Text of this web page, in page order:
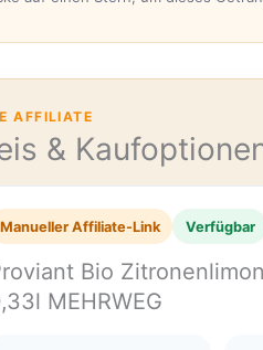
AFFILIATE
&
Manueller Affiliate-Link Verfügbar
Bio
MEHRWEG